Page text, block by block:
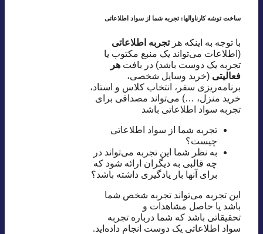
ساخت توشه کارناوالها: تجربه شما از سواد اطلاعاتی
با توجه به اینکه هرتجربه اطلاعاتی
(اطلاعات می‌تواند یک منبع مکتوب یا
تجربه یک دوست باشد) در بافت هر
فعالیتی (خرید وسایل شخصی،
برنامه‌ریزی سفر، انتخاب کلاس و استاد،
خرید منزل، …) می‌تواند مصداقی برای
تجربه سواد اطلاعاتی باشد
تجربه شما از سواد اطلاعاتی
چیست؟
به نظر شما این تجربه می‌تواند در
چه قالبی به دیگران ارائه شود که
برای آنها بار یادگیری داشته باشد؟
این تجربه می‌تواند تجربه شخص شما
باشد یا حاصل مشاهدات و
تحقیقاتی باشد که شما درباره تجربه
سواد اطلاعاتی یک دوست انجام داده‌اید.